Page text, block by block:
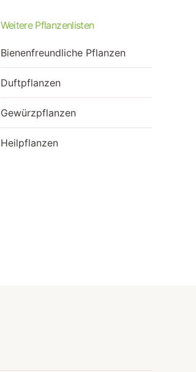
Weitere Pflanzenlisten
Bienenfreundliche Pflanzen
Duftpflanzen
Gewürzpflanzen
Heilpflanzen